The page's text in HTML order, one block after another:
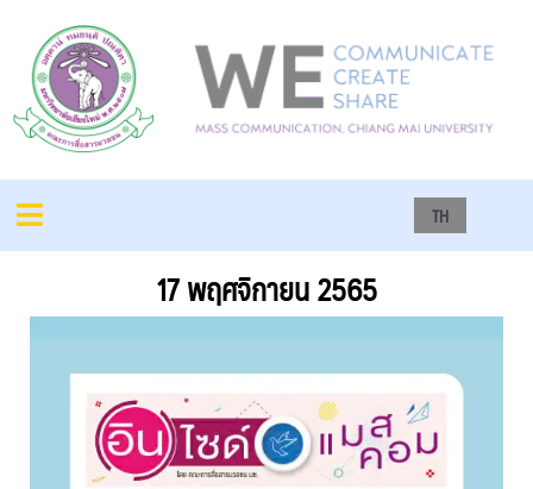
TH
17 พฤศจิกายน 2565